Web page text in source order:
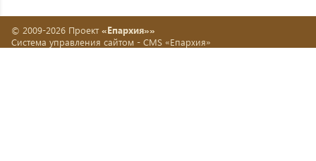
© 2009-2026 Проект «Епархия»»
Система управления сайтом - CMS «Епархия»